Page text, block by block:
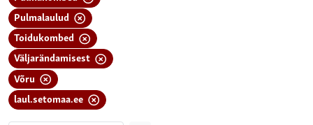
Pulmalaulud
Toidukombed
Väljarändamisest
Võru
laul.setomaa.ee